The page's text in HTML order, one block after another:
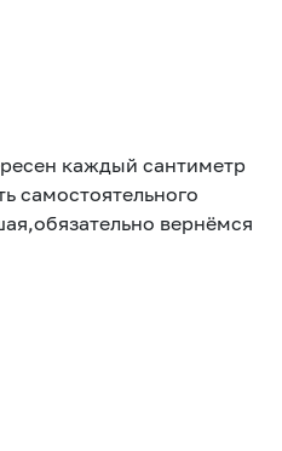
каждый сантиметр
самостоятельного
вернёмся